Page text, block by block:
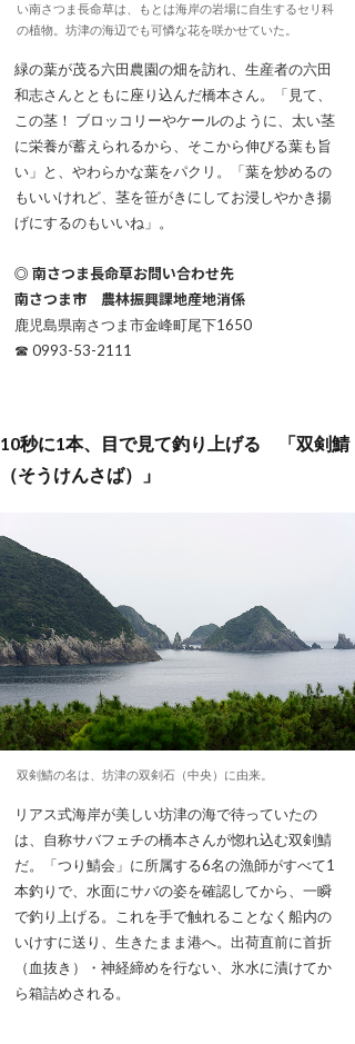
い南さつま長命草は、もとは海岸の岩場に自生するセリ科
の植物。坊津の海辺でも可憐な花を咲かせていた。
緑の葉が茂る六田農園の畑を訪れ、生産者の六田
和志さんとともに座り込んだ橋本さん。「見て、
この茎！ ブロッコリーやケールのように、太い茎
に栄養が蓄えられるから、そこから伸びる葉も旨
い」と、やわらかな葉をパクリ。「葉を炒めるの
もいいけれど、茎を笹がきにしてお浸しやかき揚
げにするのもいいね」。
◎ 南さつま長命草お問い合わせ先
南さつま市 農林振興課地産地消係
鹿児島県南さつま市金峰町尾下1650
☎ 0993-53-2111
10秒に1本、目で見て釣り上げる 「双剣鯖
（そうけんさば）」
双剣鯖の名は、坊津の双剣石（中央）に由来。
リアス式海岸が美しい坊津の海で待っていたの
は、自称サバフェチの橋本さんが惚れ込む双剣鯖
だ。「つり鯖会」に所属する6名の漁師がすべて1
本釣りで、水面にサバの姿を確認してから、一瞬
で釣り上げる。これを手で触れることなく船内の
いけすに送り、生きたまま港へ。出荷直前に首折
（血抜き）・神経締めを行ない、氷水に漬けてか
ら箱詰めされる。